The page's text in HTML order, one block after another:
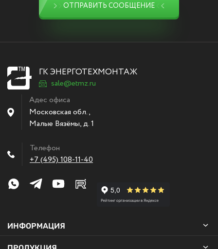
ОТПРАВИТЬ СООБЩЕНИЕ
ГК ЭНЕРГОТЕХМОНТАЖ
sale@etmz.ru
Адес офиса
Московская обл.,
Малые Вязёмы,д. 1
Телефон
+7 (495) 108-11-40
ИНФОРМАЦИЯ